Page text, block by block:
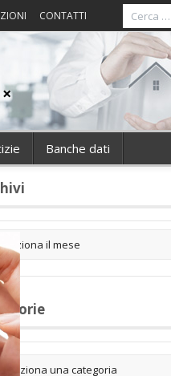
CONTATTI
Banche dati